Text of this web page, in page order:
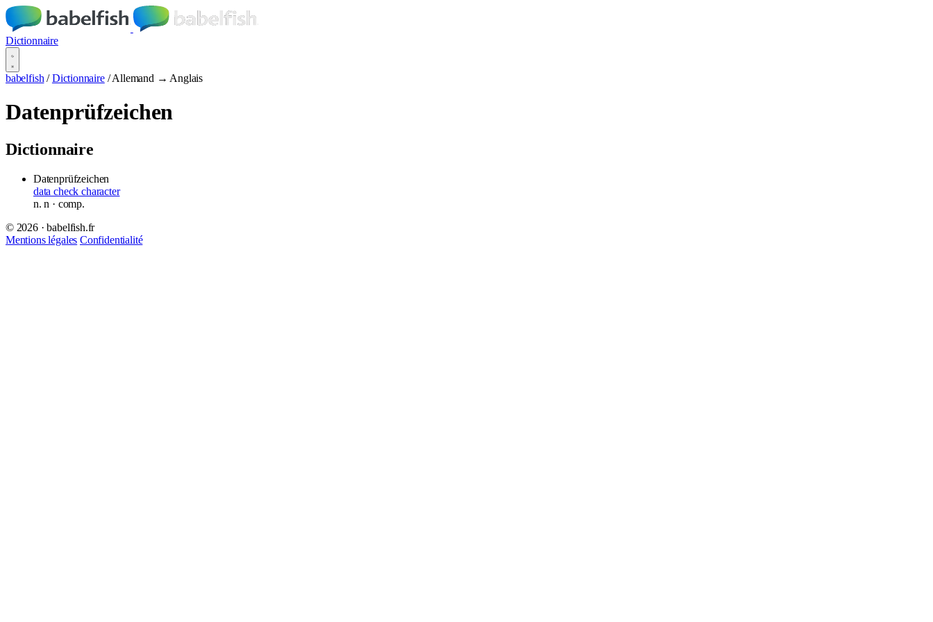
Dictionnaire
babelfish / Dictionnaire / Allemand → Anglais
Datenprüfzeichen
Dictionnaire
Datenprüfzeichen
data check character
n.n · comp.
© 2026 · babelfish.fr
Mentions légales Confidentialité